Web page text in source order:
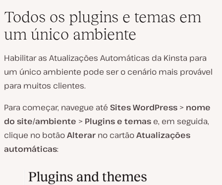
Todos os plugins e temas em
um único ambiente
Habilitar as Atualizações Automáticas da Kinsta para
um único ambiente pode ser o cenário mais provável
para muitos clientes.
Para começar, navegue até Sites WordPress > nome
do site/ambiente > Plugins e temas e, em seguida,
clique no botãoAlterar no cartãoAtualizações
automáticas: